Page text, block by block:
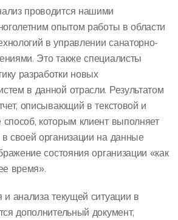
проводится нашими
опытом работы в области
в управлении санаторно-
Это также специалисты
разработки новых
в данной отрасли. Результатом
описывающий в текстовой и
которым клиент выполняет
своей организации на данные
состояния организации «как
время».
анализа текущей ситуации в
дополнительный документ,